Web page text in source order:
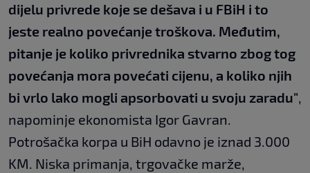
dijelu privrede koje se dešava i u FBiH i to
jeste realno povećanje troškova. Međutim,
pitanje je koliko privrednika stvarno zbog tog
povećanja mora povećati cijenu, a koliko njih
bi vrlo lako mogli apsorbovati u svoju zaradu",
napominje ekonomista Igor Gavran.
Potrošačka korpa u BiH odavno je iznad 3.000
KM. Niska primanja, trgovačke marže,